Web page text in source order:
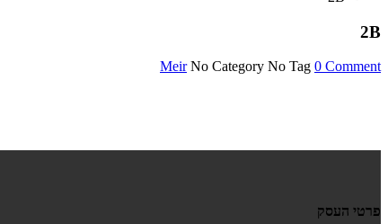
2B
Meir No Category No Tag 0 Comment
פרטי העסק